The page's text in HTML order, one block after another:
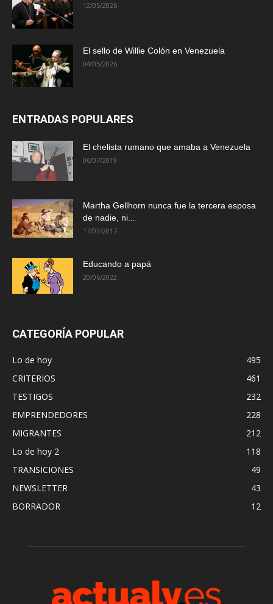
12/05/2026
El sello de Willie Colón en Venezuela
04/05/2026
ENTRADAS POPULARES
El chelista rumano que amaba a Venezuela
06/07/2019
Martha Gellhorn nunca fue la tercera esposa
de nadie, ni...
17/03/2017
Educando a papá
20/06/2022
CATEGORÍA POPULAR
Lo de hoy
495
CRITERIOS
461
TESTIGOS
232
EMPRENDEDORES
228
MIGRANTES
212
Lo de hoy 2
118
TRANSICIONES
49
NEWSLETTER
43
BORRADOR
12